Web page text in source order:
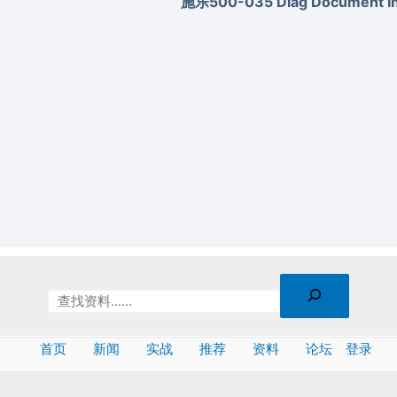
首页 新闻 实战 推荐 资料 论坛 登录